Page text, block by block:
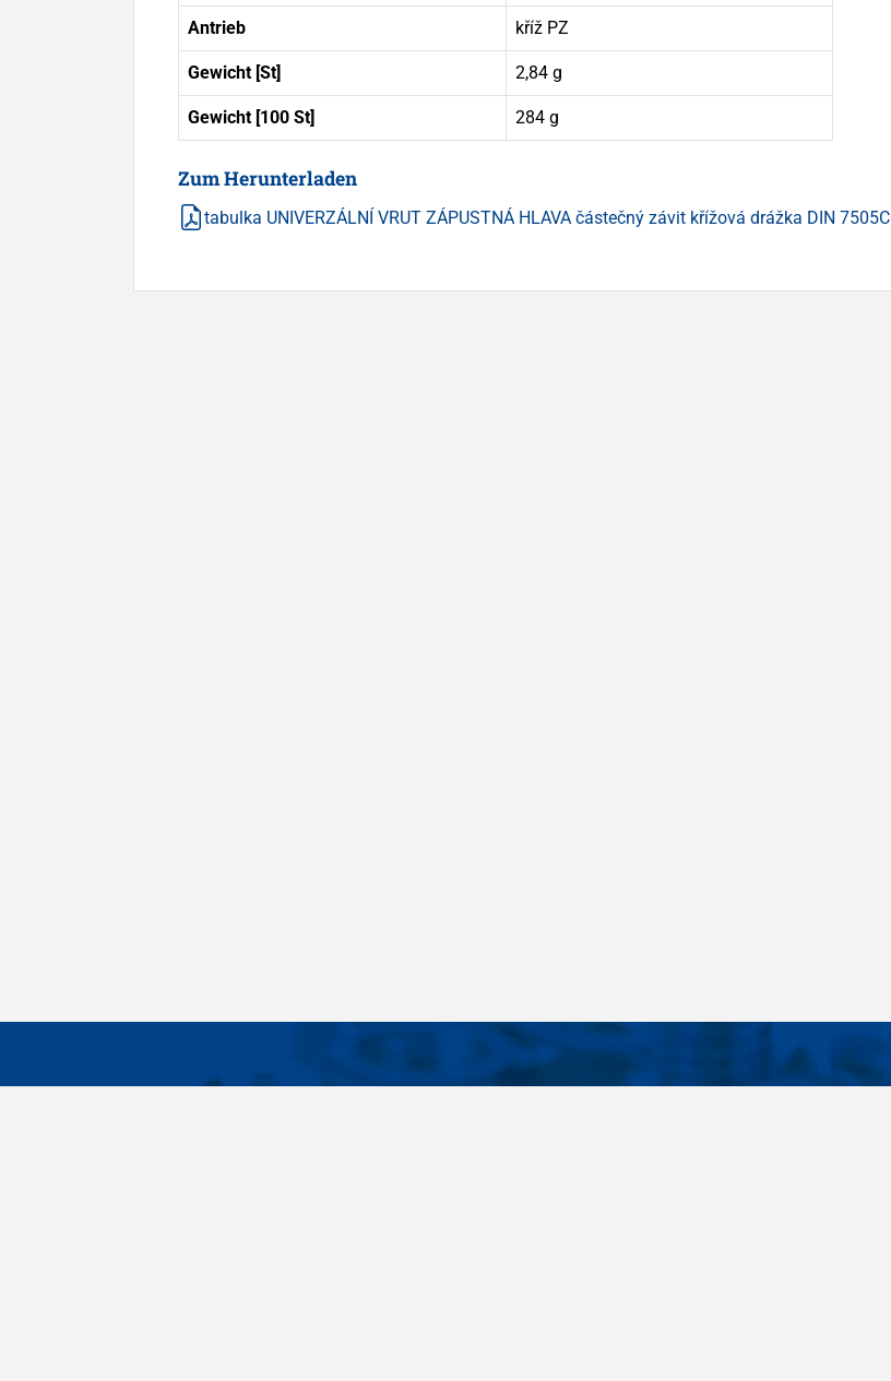
Antrieb kříž PZ
Gewicht [St] 2,84 g
Gewicht [100 St] 284 g
Zum Herunterladen
tabulka UNIVERZÁLNÍ VRUT ZÁPUSTNÁ HLAVA částečný závit křížová drážka DIN 7505C